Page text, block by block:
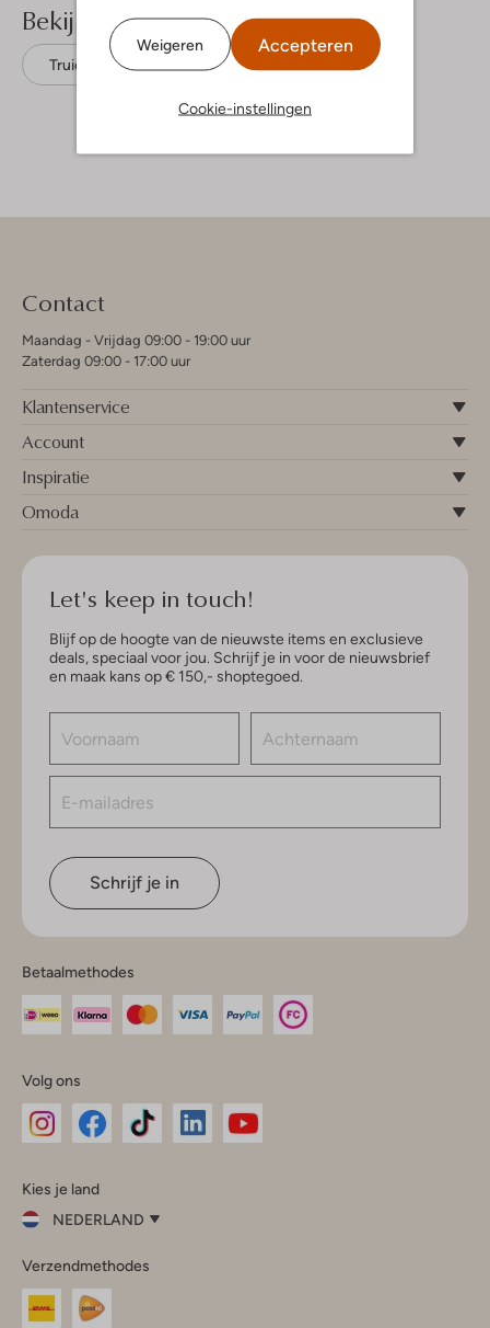
Weigeren Accepteren
Cookie-instellingen
Bekijk meer
Truien Cast Iron
Contact
Maandag - Vrijdag 09:00 - 19:00 uur
Zaterdag 09:00 - 17:00 uur
Klantenservice
Account
Inspiratie
Omoda
Let's keep in touch!
Blijf op de hoogte van de nieuwste items en exclusieve
deals, speciaal voor jou. Schrijf je in voor de nieuwsbrief
en maak kans op € 150,- shoptegoed.
Schrijf je in
Betaalmethodes
Volg ons
InstagramFacebook
Kies je land
NEDERLAND
je
land
Nederland
Verzendmethodes